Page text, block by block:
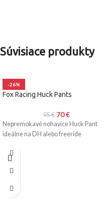
Súvisiace produkty
-26%
Fox Racing Huck Pants
95€ 70€
Nepremokavé nohavice Huck Pant
ideálne na DH alebo freeride